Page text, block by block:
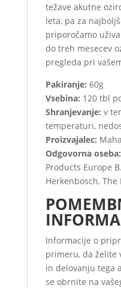
težave akutne
leta, pa za
priporočamo
do treh mesecev
pregleda pri
Pakiranje: 60g
Vsebina: 120 tbl
Shranjevanje: v
temperaturi,
Proizvajalec:
Odgovorna oseba:
Products Europe
Herkenbosch,
Informacije o
primeru, da želite
in delovanju tega
se obrnite na